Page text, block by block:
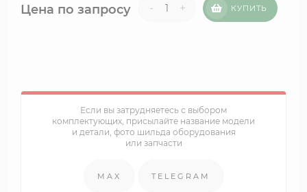
Цена по запросу - + КУПИТЬ
Если вы затрудняетесь с выбором
комплектующих, присылайте название модели
и детали, фото шильда оборудования
или запчасти
MAX TELEGRAM